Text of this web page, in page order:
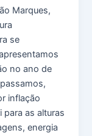
Marques,
se
no ano de
inflação
para as alturas
energia